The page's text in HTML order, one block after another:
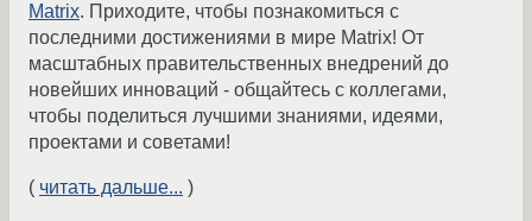
Matrix. Приходите, чтобы познакомиться с
последними достижениями в мире Matrix! От
масштабных правительственных внедрений до
новейших инноваций - общайтесь с коллегами,
чтобы поделиться лучшими знаниями, идеями,
проектами и советами!
( читать дальше... )